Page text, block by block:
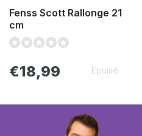
Fenss Scott Rallonge 21
cm
€18,99 Épuisé